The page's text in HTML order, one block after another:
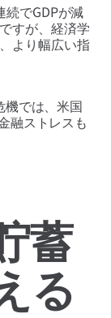
でGDPが減
すが、経済学
より幅広い指
では、米国
融ストレスも
蓄
る